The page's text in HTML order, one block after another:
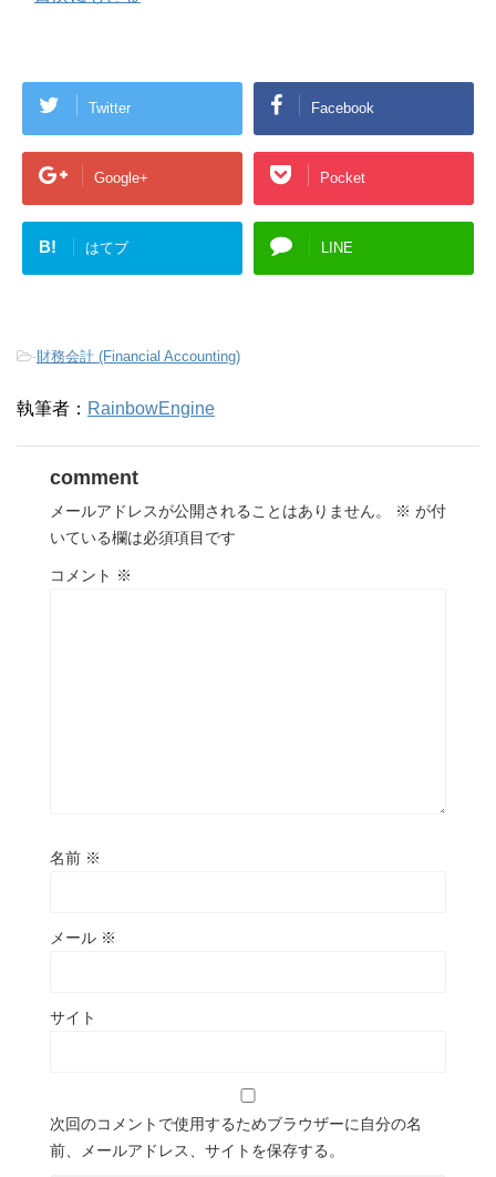
Twitter Facebook
Google+ Pocket
B! はてブ LINE
-財務会計 (Financial Accounting)
執筆者： RainbowEngine
comment
メールアドレスが公開されることはありません。 ※ が付
いている欄は必須項目です
コメント ※
名前 ※
メール ※
サイト
次回のコメントで使用するためブラウザーに自分の名
前、メールアドレス、サイトを保存する。